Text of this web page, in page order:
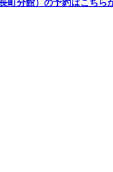
町分館）の予約はこちら